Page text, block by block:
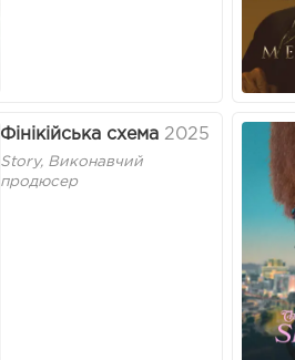
Фінікійська схема 2025
Story, Виконавчий
продюсер